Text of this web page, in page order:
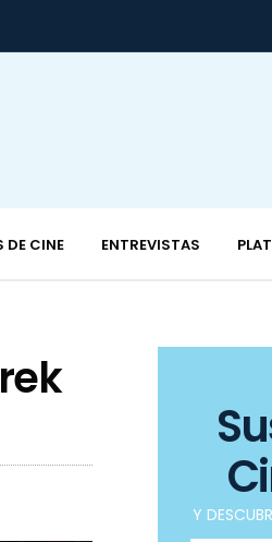
DE CINE ENTREVISTAS
Y